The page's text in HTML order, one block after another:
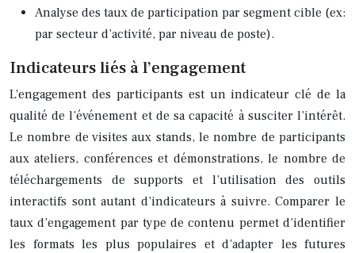
Analyse des taux de participation par segment cible (ex:
par secteur d’activité, par niveau de poste).
Indicateurs liés à l’engagement
L’engagement des participants est un indicateur clé de la
qualité de l’événement et de sa capacité à susciter l’intérêt.
Le nombre de visites aux stands, le nombre de participants
aux ateliers, conférences et démonstrations, le nombre de
téléchargements de supports et l’utilisation des outils
interactifs sont autant d’indicateurs à suivre. Comparer le
taux d’engagement par type de contenu permet d’identifier
les formats les plus populaires et d’adapter les futures